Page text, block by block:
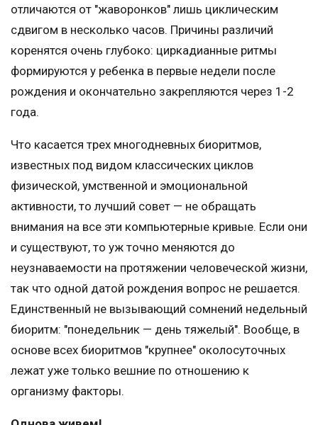
отличаются от "жаворонков" лишь циклическим
сдвигом в несколько часов. Причины различий
коренятся очень глубоко: циркадианные ритмы
формируются у ребенка в первые недели после
рождения и окончательно закрепляются через 1-2
года.
Что касается трех многодневных биоритмов,
известных под видом классических циклов
физической, умственной и эмоциональной
активности, то лучший совет — не обращать
внимания на все эти компьютерные кривые. Если они
и существуют, то уж точно меняются до
неузнаваемости на протяжении человеческой жизни,
так что одной датой рождения вопрос не решается.
Единственный не вызывающий сомнений недельный
биоритм: "понедельник — день тяжелый". Вообще, в
основе всех биоритмов "крупнее" околосуточных
лежат уже только вешние по отношению к
организму факторы.